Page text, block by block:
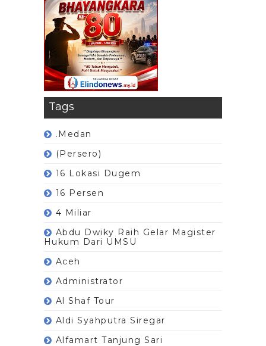
Tags
.Medan
(Persero)
16 Lokasi Dugem
16 Persen
4 Miliar
Abdu Dwiky Raih Gelar Magister
Hukum Dari UMSU
Aceh
Administrator
Al Shaf Tour
Aldi Syahputra Siregar
Alfamart Tanjung Sari